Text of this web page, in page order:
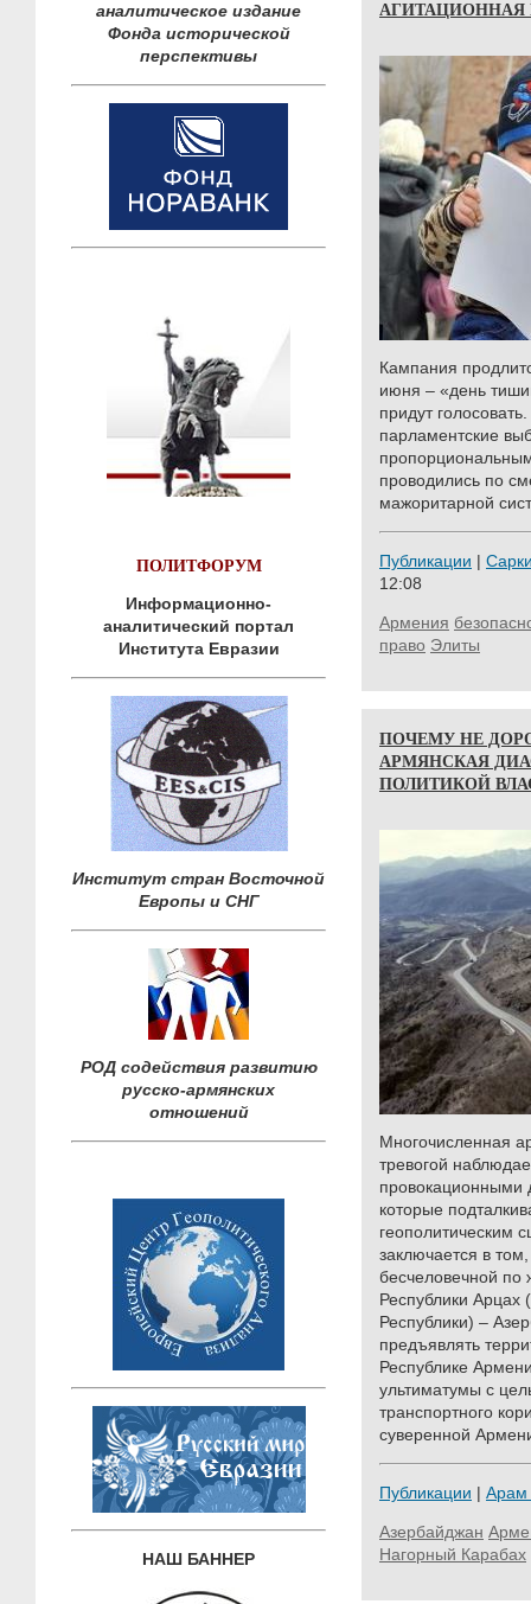
аналитическое издание
Фонда исторической
перспективы
ПОЛИТФОРУМ
Информационно-
аналитический портал
Института Евразии
Институт стран Восточной
Европы и СНГ
РОД содействия развитию
русско-армянских
отношений
НАШ БАННЕР
Кампания
июня – «день
придут
парламентские
проводились по
мажоритарной
Публикации |
12:08
Армения
право Элиты
ПОЧЕМУ НЕ
АРМЯНСКАЯ
ПОЛИТИКОЙ
Многочисленная
тревогой
провокационными
которые
геополитическим
заключается в
бесчеловечной по
Республики Арцах
Республики) –
предъявлять
Республике
ультиматумы с
транспортного
суверенной
Публикации |
Азербайджан
Нагорный Карабах